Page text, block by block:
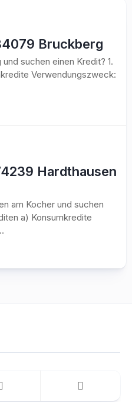
Bruckberg
suchen einen Kredit? 1.
Verwendungszweck:
Hardthausen
am Kocher und suchen
a) Konsumkredite